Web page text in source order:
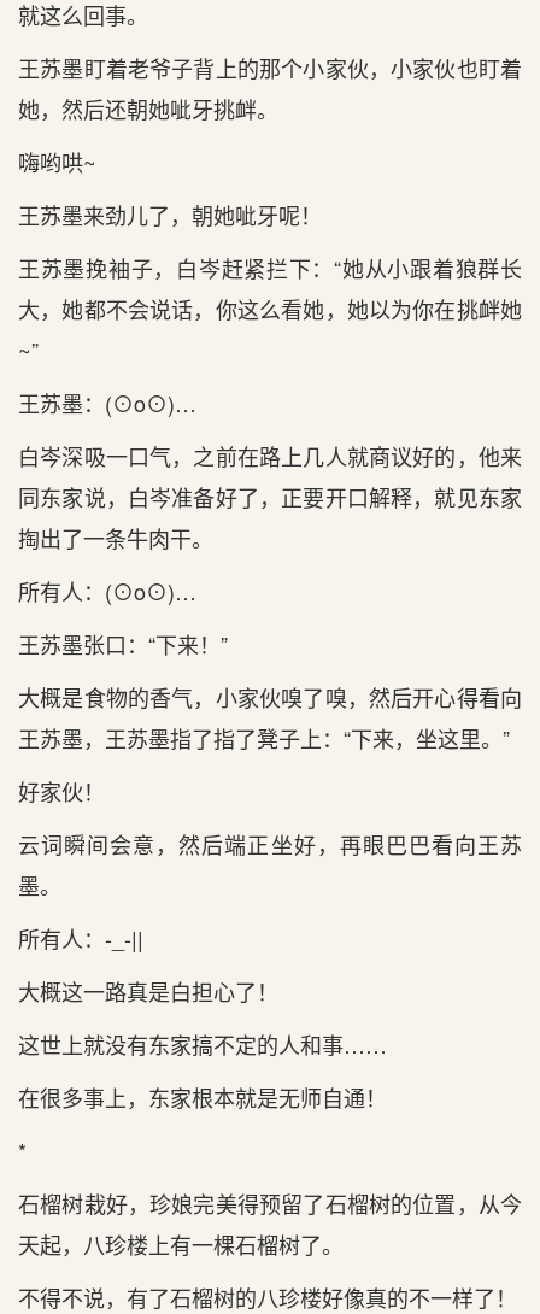
就这么回事。
王苏墨盯着老爷子背上的那个小家伙，小家伙也盯着
她，然后还朝她呲牙挑衅。
嗨哟哄~
王苏墨来劲儿了，朝她呲牙呢！
王苏墨挽袖子，白岑赶紧拦下：“她从小跟着狼群长
大，她都不会说话，你这么看她，她以为你在挑衅她
~”
王苏墨：(⊙o⊙)…
白岑深吸一口气，之前在路上几人就商议好的，他来
同东家说，白岑准备好了，正要开口解释，就见东家
掏出了一条牛肉干。
所有人：(⊙o⊙)…
王苏墨张口：“下来！”
大概是食物的香气，小家伙嗅了嗅，然后开心得看向
王苏墨，王苏墨指了指了凳子上：“下来，坐这里。”
好家伙！
云词瞬间会意，然后端正坐好，再眼巴巴看向王苏
墨。
所有人：-_-||
大概这一路真是白担心了！
这世上就没有东家搞不定的人和事……
在很多事上，东家根本就是无师自通！
*
石榴树栽好，珍娘完美得预留了石榴树的位置，从今
天起，八珍楼上有一棵石榴树了。
不得不说，有了石榴树的八珍楼好像真的不一样了！